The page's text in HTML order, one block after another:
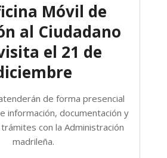
Móvil de
al Ciudadano
el 21 de
de forma presencial
información, documentación y
con la Administración
madrileña.